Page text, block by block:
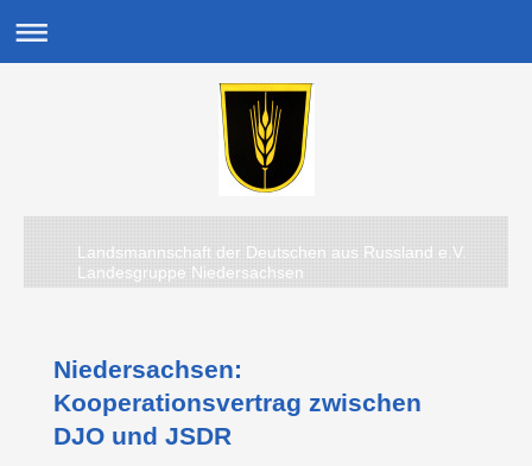
Landsmannschaft der Deutschen aus Russland e.V.
Landesgruppe Niedersachsen
Niedersachsen:
Kooperationsvertrag zwischen
DJO und JSDR